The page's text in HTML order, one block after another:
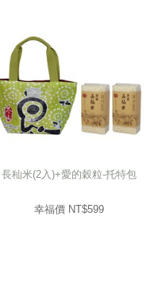
長秈米(2入)+愛的穀粒-托特包
幸福價 NT$599